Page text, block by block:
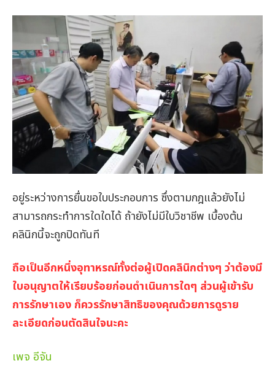
อยู่ระหว่างการยื่นขอใบประกอบการ ซึ่งตามกฎแล้วยังไม่
สามารถกระทำการใดใดได้ ถ้ายังไม่มีใบวิชาชีพ เบื้องต้น
คลินิกนี้จะถูกปิดทันที
ถือเป็นอีกหนึ่งอุทาหรณ์ทั้งต่อผู้เปิดคลินิกต่างๆ ว่าต้องมี
ใบอนุญาตให้เรียบร้อยก่อนดำเนินการใดๆ ส่วนผู้เข้ารับ
การรักษาเอง ก็ควรรักษาสิทธิของคุณด้วยการดูราย
ละเอียดก่อนตัดสินใจนะคะ
เพจ อีจัน